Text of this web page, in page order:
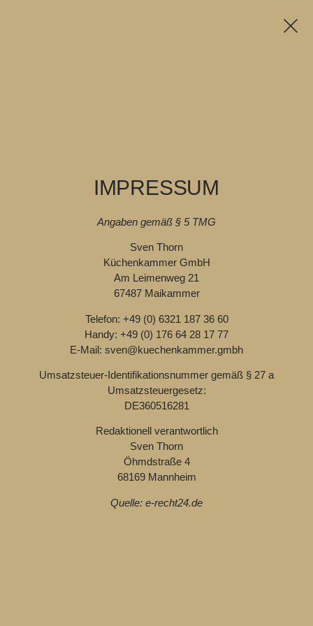
IMPRESSUM
Angaben gemäß § 5 TMG
Sven Thorn
Küchenkammer GmbH
Am Leimenweg 21
67487 Maikammer
Telefon: +49 (0) 6321 187 36 60
Handy: +49 (0) 176 64 28 17 77
E-Mail: sven@kuechenkammer.gmbh
Umsatzsteuer-Identifikationsnummer gemäß § 27 a
Umsatzsteuergesetz:
DE360516281
Redaktionell verantwortlich
Sven Thorn
Öhmdstraße 4
68169 Mannheim
Quelle: e-recht24.de